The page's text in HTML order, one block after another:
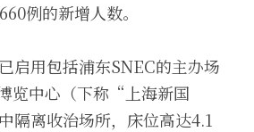
例的新增人数。
启用包括浦东SNEC的主办场
览中心（下称“上海新国
隔离收治场所，床位高达4.1